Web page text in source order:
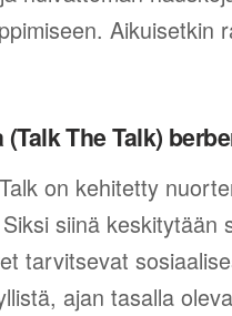
Aikuisetkin
The Talk)
on kehitetty
siinä keskitytään
tarvitsevat
ajan tasalla